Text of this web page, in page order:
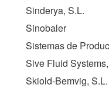
Sinderya, S.L.
Sinobaler
Sistemas de
Sive Fluid
Skiold-Bemvig, S.L.